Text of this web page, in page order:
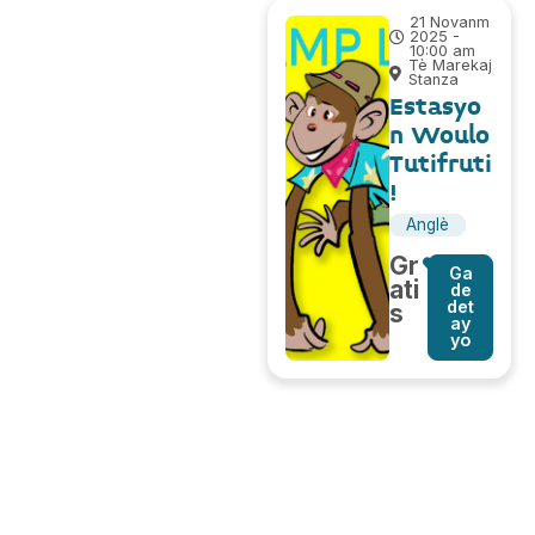
21 Novanm
2025 -
10:00 am
Tè Marekaj
Stanza
Estasyo
n Woulo
Tutifruti
!
Anglè
Gr
ati
s
Ga
de
det
ay
yo